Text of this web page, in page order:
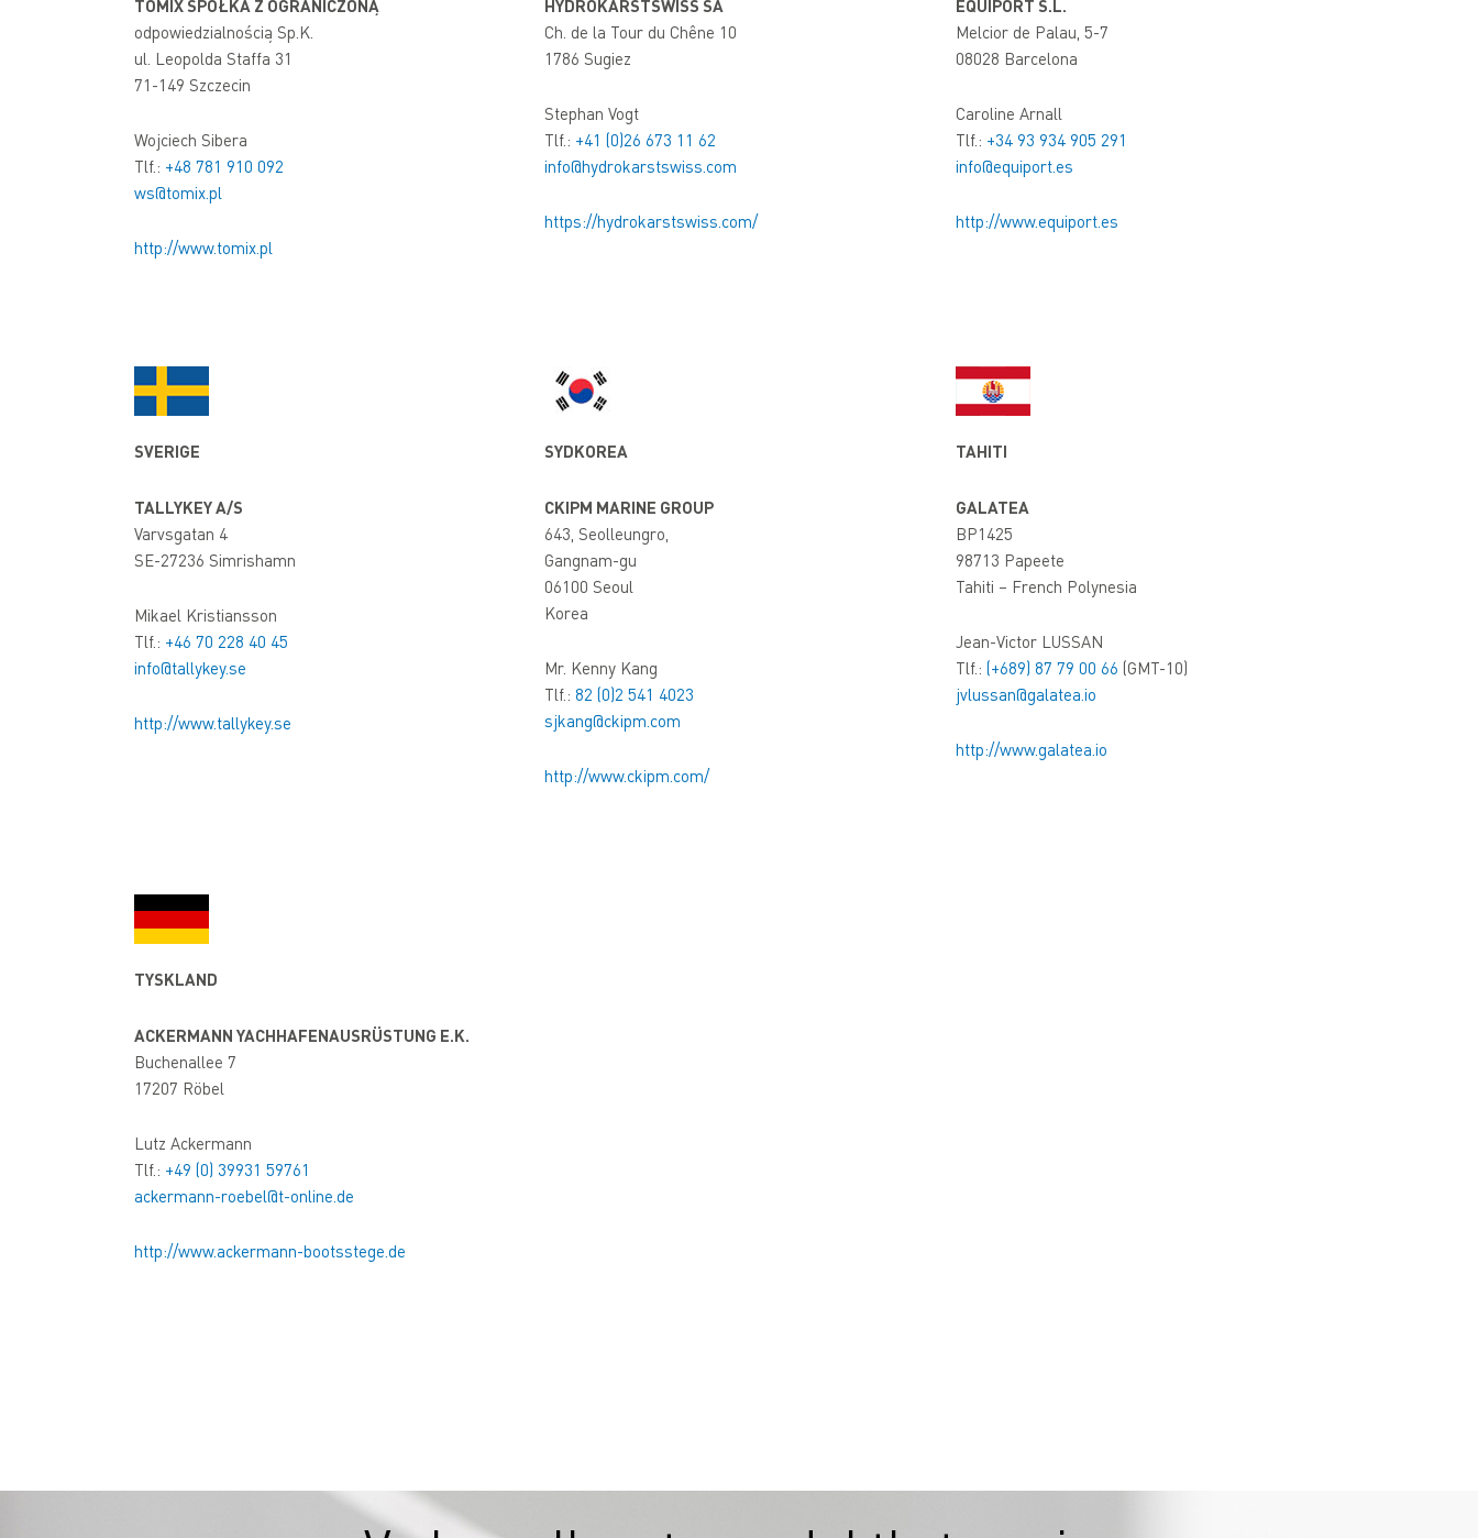
TOMIX SPÓŁKA Z OGRANICZONĄ
odpowiedzialnością Sp.K.
ul. Leopolda Staffa 31
71-149 Szczecin
Wojciech Sibera
Tlf.: +48 781 910 092
ws@tomix.pl
http://www.tomix.pl
HYDROKARSTSWISS SA
Ch. de la Tour du Chêne 10
1786 Sugiez
Stephan Vogt
Tlf.: +41 (0)26 673 11 62
info@hydrokarstswiss.com
https://hydrokarstswiss.com/
EQUIPORT S.L.
Melcior de Palau, 5-7
08028 Barcelona
Caroline Arnall
Tlf.: +34 93 934 905 291
info@equiport.es
http://www.equiport.es
SVERIGE
TALLYKEY A/S
Varvsgatan 4
SE-27236 Simrishamn
Mikael Kristiansson
Tlf.: +46 70 228 40 45
info@tallykey.se
http://www.tallykey.se
SYDKOREA
CKIPM MARINE GROUP
643, Seolleungro,
Gangnam-gu
06100 Seoul
Korea
Mr. Kenny Kang
Tlf.:82 (0)2 541 4023
sjkang@ckipm.com
http://www.ckipm.com/
TAHITI
GALATEA
BP1425
98713 Papeete
Tahiti – French Polynesia
Jean-Victor LUSSAN
Tlf.: (+689) 87 79 00 66 (GMT-10)
jvlussan@galatea.io
http://www.galatea.io
TYSKLAND
ACKERMANN YACHHAFENAUSRÜSTUNG E.K.
Buchenallee 7
17207 Röbel
Lutz Ackermann
Tlf.: +49 (0) 39931 59761
ackermann-roebel@t-online.de
http://www.ackermann-bootsstege.de